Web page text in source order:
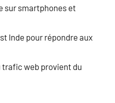
sur smartphones et
Inde pour répondre aux
trafic web provient du